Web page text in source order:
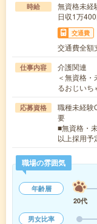
時給
無資格未
日収1万
交通費
交通費全額
仕事内容
介護関連
＜無資格
るおじい
応募資格
職種未経験
要
■無資格・
以上採用
職場の雰囲気
年齢層
20代
男女比率